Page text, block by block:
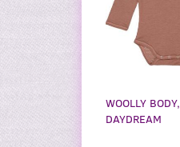
WOOLLY BODY,
DAYDREAM